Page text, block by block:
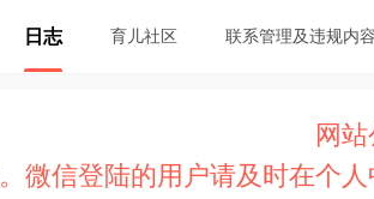
日志 育儿社区 联系管理及违规内
网
。微信登陆的用户请及时在个